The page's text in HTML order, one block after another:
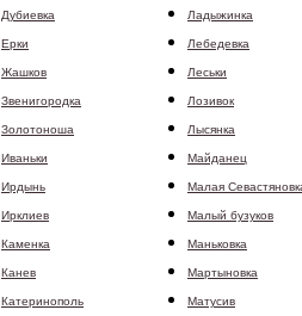
Дубиевка
Ерки
Жашков
Звенигородка
Золотоноша
Иваньки
Ирдынь
Ирклиев
Каменка
Канев
Катеринополь
Ладыжинка
Лебедевка
Леськи
Лозивок
Лысянка
Майданец
Малая
Малый бузуков
Маньковка
Мартыновка
Матусив